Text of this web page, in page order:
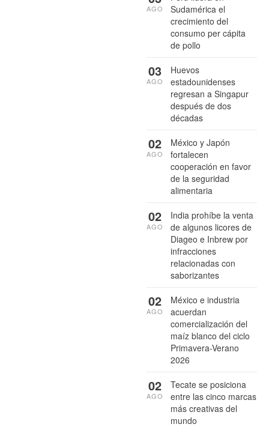
Sudamérica el
crecimiento del
consumo per cápita
de pollo
AGO
Huevos
estadounidenses
regresan a Singapur
después de dos
décadas
03
AGO
México y Japón
fortalecen
cooperación en favor
de la seguridad
alimentaria
02
AGO
India prohíbe la venta
de algunos licores de
Diageo e Inbrew por
infracciones
relacionadas con
saborizantes
02
AGO
México e industria
acuerdan
comercialización del
maíz blanco del ciclo
Primavera-Verano
2026
02
AGO
Tecate se posiciona
entre las cinco marcas
más creativas del
mundo
02
AGO